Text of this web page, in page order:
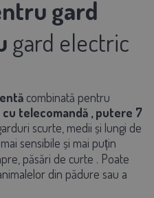
gard
gard electric
combinată pentru
cu telecomandă , putere 7
scurte, medii și lungi de
sensibile și mai puțin
păsări de curte . Poate
din pădure sau a